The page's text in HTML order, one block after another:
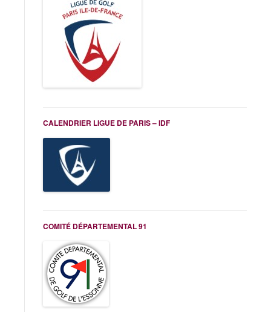
CALENDRIER LIGUE DE PARIS – IDF
COMITÉ DÉPARTEMENTAL 91